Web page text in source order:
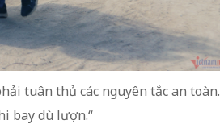
tuân thủ các nguyên tắc an toàn.
bay dù lượn.“